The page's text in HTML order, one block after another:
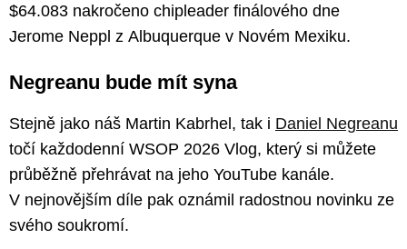
$64.083 nakročeno chipleader finálového dne
Jerome Neppl z Albuquerque v Novém Mexiku.
Negreanu bude mít syna
Stejně jako náš Martin Kabrhel, tak i Daniel Negreanu
točí každodenní WSOP 2026 Vlog, který si můžete
průběžně přehrávat na jeho YouTube kanále.
V nejnovějším díle pak oznámil radostnou novinku ze
svého soukromí.